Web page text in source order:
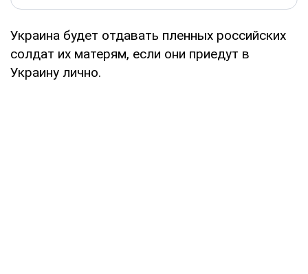
Украина будет отдавать пленных российских
солдат их матерям, если они приедут в
Украину лично.